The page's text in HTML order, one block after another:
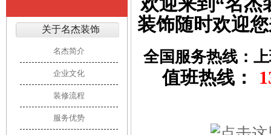
关于名杰装饰
名杰简介
企业文化
装修流程
服务优势
装饰随时欢迎
全国服务热线：
值班热线：